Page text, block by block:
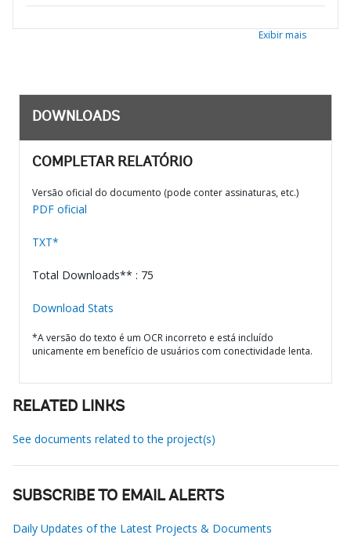
Exibir mais
DOWNLOADS
COMPLETAR RELATÓRIO
Versão oficial do documento (pode conter assinaturas, etc.)
PDF oficial
TXT*
Total Downloads** : 75
Download Stats
*A versão do texto é um OCR incorreto e está incluído
unicamente em benefício de usuários com conectividade lenta.
RELATED LINKS
See documents related to the project(s)
SUBSCRIBE TO EMAIL ALERTS
Daily Updates of the Latest Projects & Documents